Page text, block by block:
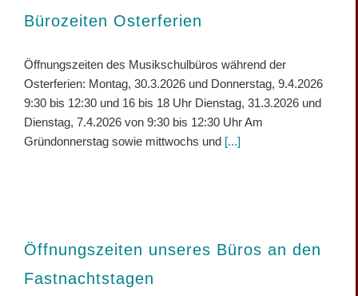
Bürozeiten Osterferien
Öffnungszeiten des Musikschulbüros während der
Osterferien: Montag, 30.3.2026 und Donnerstag, 9.4.2026
9:30 bis 12:30 und 16 bis 18 Uhr Dienstag, 31.3.2026 und
Dienstag, 7.4.2026 von 9:30 bis 12:30 Uhr Am
Gründonnerstag sowie mittwochs und [...]
Öffnungszeiten unseres Büros an den
Fastnachtstagen